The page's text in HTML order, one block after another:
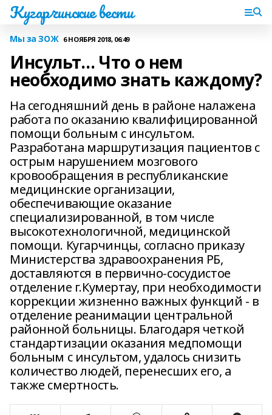
Кугарчинские вести
Мы за ЗОЖ 6 НОЯБРЯ 2018, 06:49
Инсульт… Что о нем
необходимо знать каждому?
На сегодняшний день в районе налажена
работа по оказанию квалифицированной
помощи больным с инсультом.
Разработана маршрутизация пациентов с
острым нарушением мозгового
кровообращения в республиканские
медицинские организации,
обеспечивающие оказание
специализированной, в том числе
высокотехнологичной, медицинской
помощи. Кугарчинцы, согласно приказу
Министерства здравоохранения РБ,
доставляются в первично-сосудистое
отделение г.Кумертау, при необходимости
коррекции жизненно важных функций - в
отделение реанимации центральной
районной больницы. Благодаря четкой
стандартизации оказания медпомощи
больным с инсультом, удалось снизить
количество людей, перенесших его, а
также смертность.